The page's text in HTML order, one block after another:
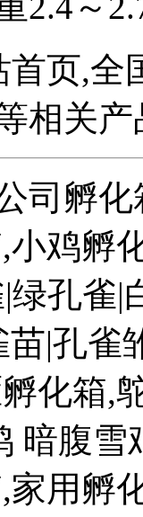
首页,全
相关产
司孵
鸡孵
孔雀|
|孔雀
化箱,
暗腹
用孵